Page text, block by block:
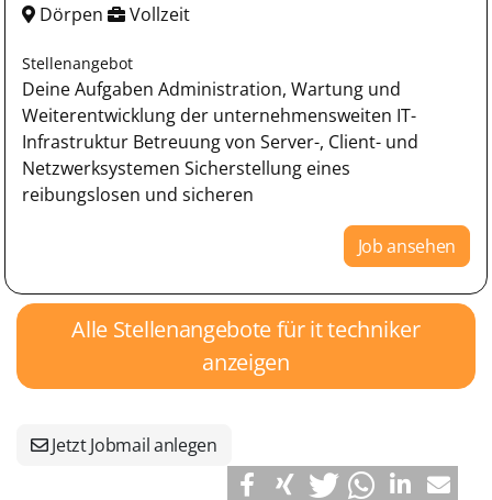
Dörpen Vollzeit
Stellenangebot
Deine Aufgaben Administration, Wartung und
Weiterentwicklung der unternehmensweiten IT-
Infrastruktur Betreuung von Server-, Client- und
Netzwerksystemen Sicherstellung eines
reibungslosen und sicheren
Job ansehen
Alle Stellenangebote für it techniker
anzeigen
Jetzt Jobmail anlegen